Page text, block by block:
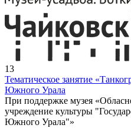
13
Тематическое занятие
Южного Урала
При поддержке музея
учреждение культуры
Южного Урала"»